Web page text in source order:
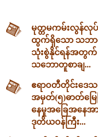
မုတ္တမကမ်းလွန်လု
ထွက်ရှိသော သဘာဝ
သုံးစွဲနိုင်ရန်အတွက်
သဘောတူစာချ...
ဧရာဝတီတိုင်းဒေသ
အမှတ်(၅)ဓာတ်မ
နေမှုအခြေအနေအာ
ဒုတိယဝန်ကြီး...